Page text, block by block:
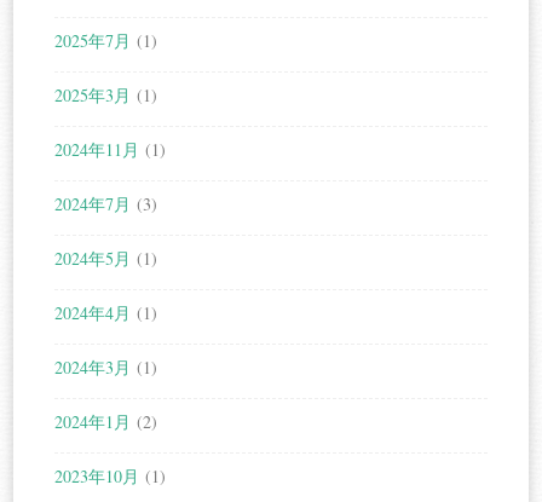
2025年7月 (1)
2025年3月 (1)
2024年11月 (1)
2024年7月 (3)
2024年5月 (1)
2024年4月 (1)
2024年3月 (1)
2024年1月 (2)
2023年10月 (1)